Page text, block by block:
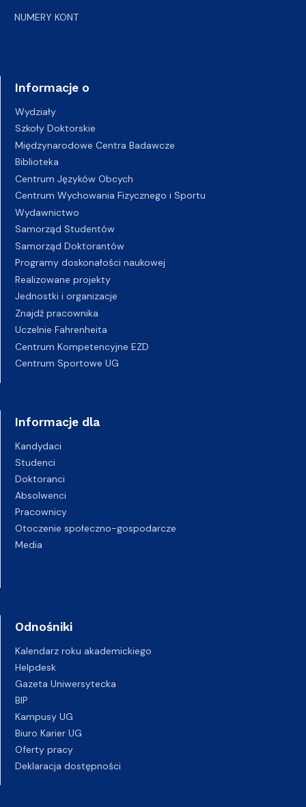
NUMERY KONT
Informacje o
Wydziały
Szkoły Doktorskie
Międzynarodowe Centra Badawcze
Biblioteka
Centrum Języków Obcych
Centrum Wychowania Fizycznego i Sportu
Wydawnictwo
Samorząd Studentów
Samorząd Doktorantów
Programy doskonałości naukowej
Realizowane projekty
Jednostki i organizacje
Znajdź pracownika
Uczelnie Fahrenheita
Centrum Kompetencyjne EZD
Centrum Sportowe UG
Informacje dla
Kandydaci
Studenci
Doktoranci
Absolwenci
Pracownicy
Otoczenie społeczno-gospodarcze
Media
Odnośniki
Kalendarz roku akademickiego
Helpdesk
Gazeta Uniwersytecka
BIP
Kampusy UG
Biuro Karier UG
Oferty pracy
Deklaracja dostępności